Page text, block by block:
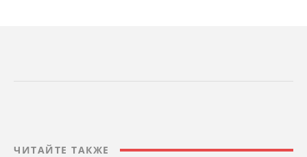
ЧИТАЙТЕ ТАКЖЕ